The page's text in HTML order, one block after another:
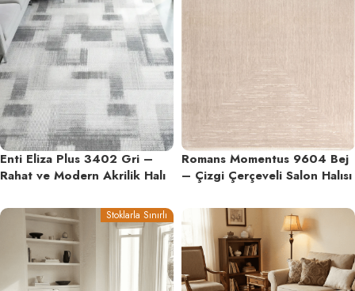
Enti Eliza Plus 3402 Gri –
Rahat ve Modern Akrilik Halı
Romans Momentus 9604 Bej
– Çizgi Çerçeveli Salon Halısı
Stoklarla Sınırlı